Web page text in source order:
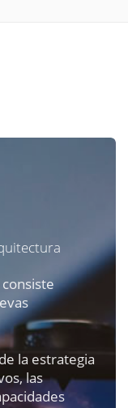
la estrategia
las